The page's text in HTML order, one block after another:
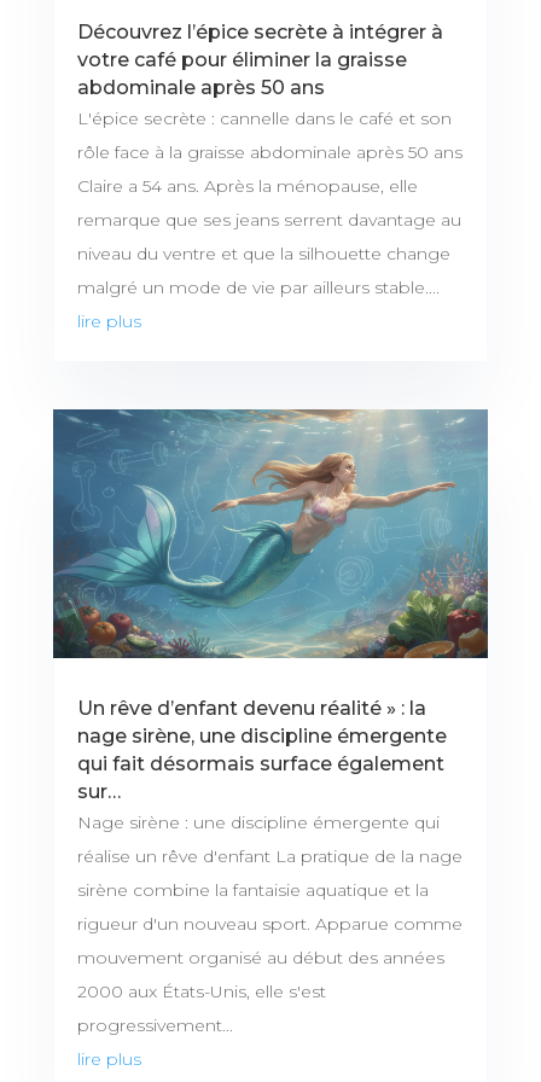
Découvrez l’épice secrète à intégrer à
votre café pour éliminer la graisse
abdominale après 50 ans
L'épice secrète : cannelle dans le café et son
rôle face à la graisse abdominale après 50 ans
Claire a 54 ans. Après la ménopause, elle
remarque que ses jeans serrent davantage au
niveau du ventre et que la silhouette change
malgré un mode de vie par ailleurs stable....
lire plus
Un rêve d’enfant devenu réalité » : la
nage sirène, une discipline émergente
qui fait désormais surface également
sur…
Nage sirène : une discipline émergente qui
réalise un rêve d'enfant La pratique de la nage
sirène combine la fantaisie aquatique et la
rigueur d'un nouveau sport. Apparue comme
mouvement organisé au début des années
2000 aux États-Unis, elle s'est
progressivement...
lire plus